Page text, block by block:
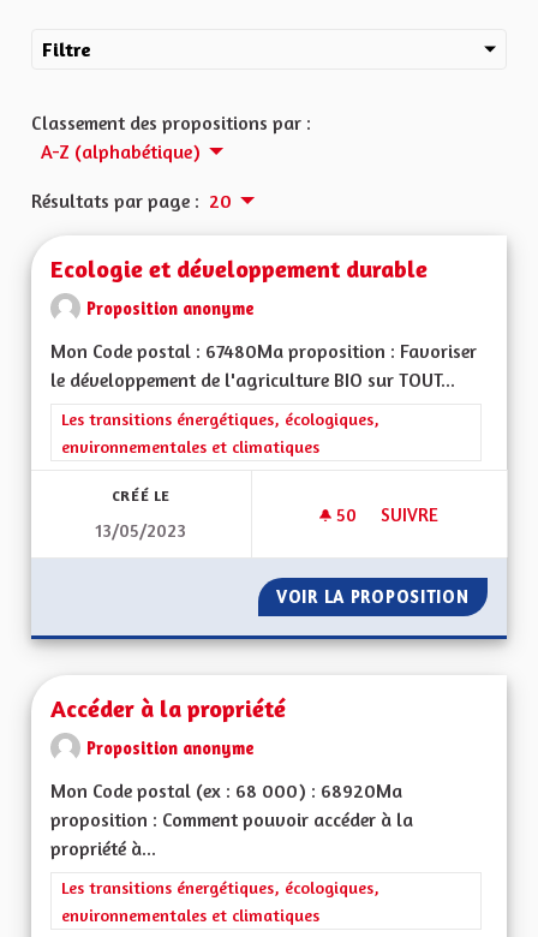
Filtre
Classement des propositions par :
A-Z (alphabétique)
Résultats par page : 20
Ecologie et développement durable
Proposition anonyme
Mon Code postal : 67480Ma proposition : Favoriser
le développement de l'agriculture BIO sur TOUT...
Filtrer les résultats de la catégorie : Les transitions
Les transitions énergétiques, écologiques,
environnementales et climatiques
CRÉÉ LE
13/05/2023
50 50 ABONNÉS
SUIVRE
VOIR LA PROPOSITION
Accéder à la propriété
Proposition anonyme
Mon Code postal (ex : 68 000) : 68920Ma
proposition : Comment pouvoir accéder à la
propriété à...
Filtrer les résultats de la catégorie : Les transitions
Les transitions énergétiques, écologiques,
environnementales et climatiques